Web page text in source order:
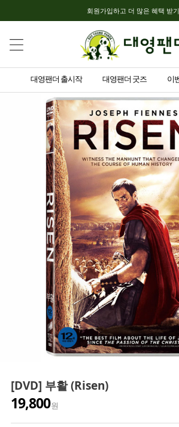
회원가입하고 더 많은 혜택 받
대영팬더 출시작 대영팬더 굿즈 이
[DVD] 부활 (Risen)
19,800원